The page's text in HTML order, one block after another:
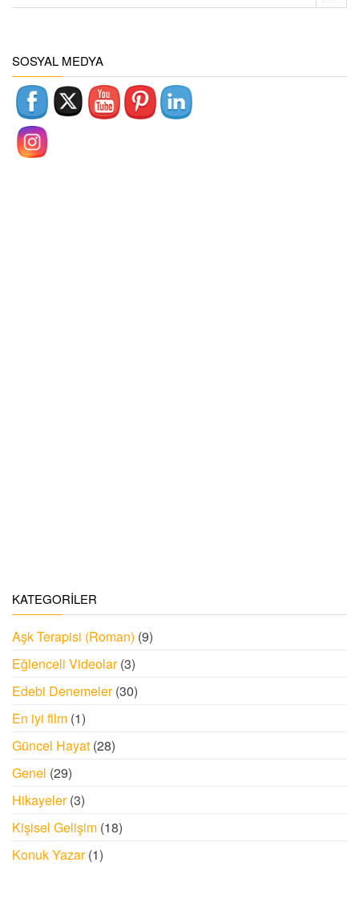
SOSYAL MEDYA
KATEGORILER
Aşk Terapisi (Roman) (9)
Eğlenceli Videolar(3)
Edebi Denemeler(30)
En iyi film (1)
Güncel Hayat (28)
Genel (29)
Hikayeler(3)
Kişisel Gelişim (18)
Konuk Yazar(1)